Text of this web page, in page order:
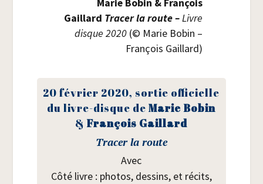
Gaillard Tra­cer la route –Livre
disque 2020 (© Marie Bobin –
Fran­çois Gaillard)
20 février 2020, sor­tie offi­cielle
du livre-disque deMarie Bobin
&Fran­çois Gaillard
Tra­cer la route
Avec
Côté livre : pho­tos, des­sins, et récits,